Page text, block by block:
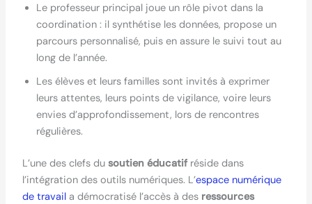
Le professeur principal joue un rôle pivot dans la
coordination : il synthétise les données, propose un
parcours personnalisé, puis en assure le suivi tout au
long de l’année.
Les élèves et leurs familles sont invités à exprimer
leurs attentes, leurs points de vigilance, voire leurs
envies d’approfondissement, lors de rencontres
régulières.
L’une des clefs du soutien éducatifréside dans
l’intégration des outils numériques. L’espace numérique
de travaila démocratisé l’accès à des ressources